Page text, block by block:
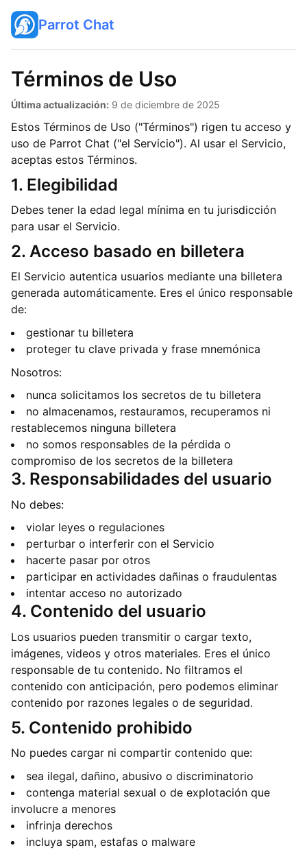
Parrot Chat
Términos de Uso
Última actualización: 9 de diciembre de 2025
Estos Términos de Uso ("Términos") rigen tu acceso y
uso de Parrot Chat ("el Servicio"). Al usar el Servicio,
aceptas estos Términos.
1. Elegibilidad
Debes tener la edad legal mínima en tu jurisdicción
para usar el Servicio.
2. Acceso basado en billetera
El Servicio autentica usuarios mediante una billetera
generada automáticamente. Eres el único responsable
de:
gestionar tu billetera
proteger tu clave privada y frase mnemónica
Nosotros:
nunca solicitamos los secretos de tu billetera
no almacenamos, restauramos, recuperamos ni
restablecemos ninguna billetera
no somos responsables de la pérdida o
compromiso de los secretos de la billetera
3. Responsabilidades del usuario
No debes:
violar leyes o regulaciones
perturbar o interferir con el Servicio
hacerte pasar por otros
participar en actividades dañinas o fraudulentas
intentar acceso no autorizado
4. Contenido del usuario
Los usuarios pueden transmitir o cargar texto,
imágenes, videos y otros materiales. Eres el único
responsable de tu contenido. No filtramos el
contenido con anticipación, pero podemos eliminar
contenido por razones legales o de seguridad.
5. Contenido prohibido
No puedes cargar ni compartir contenido que:
sea ilegal, dañino, abusivo o discriminatorio
contenga material sexual o de explotación que
involucre a menores
infrinja derechos
incluya spam, estafas o malware